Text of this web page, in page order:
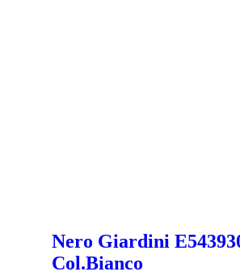
Nero Giardini
Col.Bianco